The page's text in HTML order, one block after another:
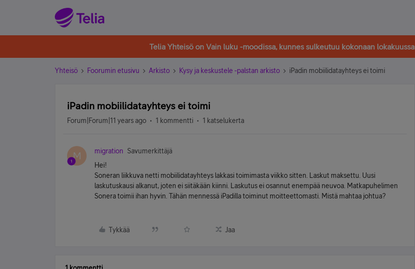
Telia Yhteisö on Vain luku -moodissa, kunnes sulkeutuu kokonaan lokakuussa
Yhteisö Foorumin etusivu Arkisto Kysy ja keskustele -palstan arkisto iPadin mobiilidatayhteys ei toimi
iPadin mobiilidatayhteys ei toimi
Forum|Forum|11 years ago 1 kommentti 1 katselukerta
M migration
Savumerkittäjä
Hei!
Soneran liikkuva netti mobiilidatayhteys lakkasi toimimasta viikko sitten. Laskut maksettu. Uusi
laskutuskausi alkanut, joten ei siitäkään kiinni. Laskutus ei osannut enempää neuvoa. Matkapuhelimen
Sonera toimii ihan hyvin. Tähän mennessä iPadilla toiminut moitteettomasti. Mistä mahtaa johtua?
Tykkää Jaa